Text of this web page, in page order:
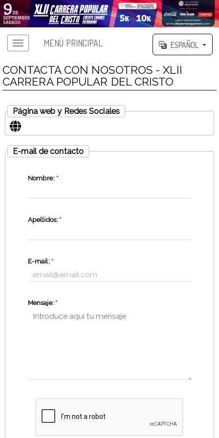
MENÚ PRINCIPAL ESPAÑOL
CONTACTA CON NOSOTROS - XLII
CARRERA POPULAR DEL CRISTO
Página web y Redes Sociales
E-mail de contacto
Nombre: *
Apellidos: *
E-mail: *
Mensaje: *